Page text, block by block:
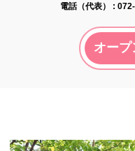
電話（代表） :
オープ